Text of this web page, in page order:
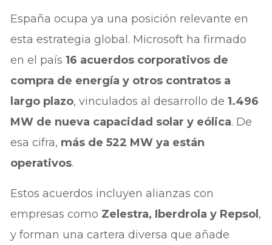
España ocupa ya una posición relevante en
esta estrategia global. Microsoft ha firmado
en el país16 acuerdos corporativos de
compra de energía y otros contratos a
largo plazo, vinculados al desarrollo de1.496
MW de nueva capacidad solar y eólica. De
esa cifra, más de 522 MW ya están
operativos.
Estos acuerdos incluyen alianzas con
empresas como Zelestra, Iberdrola y Repsol ,
y forman una cartera diversa que añade